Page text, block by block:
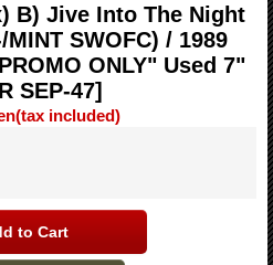
B) Jive Into The Night
SWOFC) / 1989
ONLY" Used 7"
SEP-47]
(tax included)